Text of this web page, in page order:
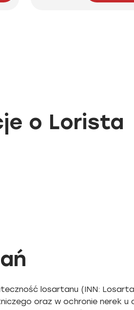
o Lorista
losartanu (INN:
oraz w ochronie nerek u